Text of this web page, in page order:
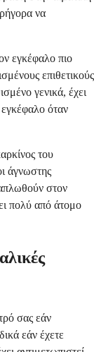
να
εγκέφαλο πιο
επιθετικούς
γενικά, έχει
εγκέφαλο όταν
του
άγνωστης
στον
πολύ από άτομο
σας εάν
εάν έχετε